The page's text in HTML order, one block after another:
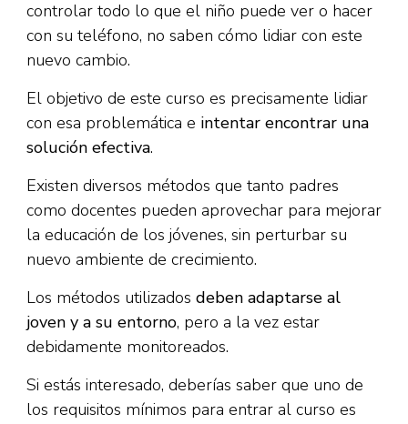
controlar todo lo que el niño puede ver o hacer
con su teléfono, no saben cómo lidiar con este
nuevo cambio.
El objetivo de este curso es precisamente lidiar
con esa problemática e intentar encontrar una
solución efectiva.
Existen diversos métodos que tanto padres
como docentes pueden aprovechar para mejorar
la educación de los jóvenes, sin perturbar su
nuevo ambiente de crecimiento.
Los métodos utilizados deben adaptarse al
joven y a su entorno, pero a la vez estar
debidamente monitoreados.
Si estás interesado, deberías saber que uno de
los requisitos mínimos para entrar al curso es